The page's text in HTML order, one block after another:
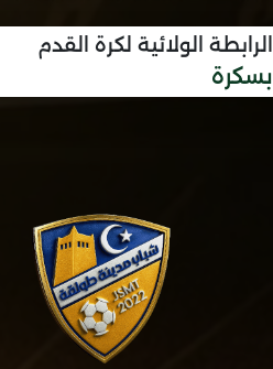
الرابطة الولائية لكرة القدم
بسكرة